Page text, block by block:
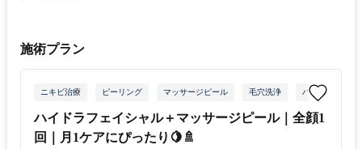
施術プラン
ニキビ治療 ピーリング マッサージピール 毛穴洗浄 ハイドラフェイ
ハイドラフェイシャル＋マッサージピール｜全顔1
回｜月1ケアにぴったり🍋🚿